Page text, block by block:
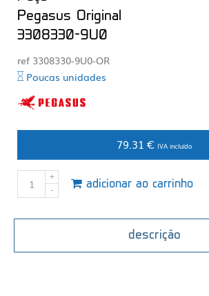
Pegasus Original
3308330-9U0
ref 3308330-9U0-OR
Poucas unidades
79.31 € IVA incluído
adicionar ao carrinho
descrição